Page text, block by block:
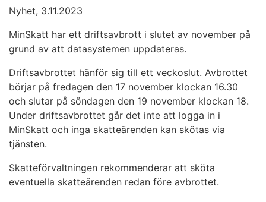
Nyhet, 3.11.2023
MinSkatt har ett driftsavbrott i slutet av november på
grund av att datasystemen uppdateras.
Driftsavbrottet hänför sig till ett veckoslut. Avbrottet
börjar på fredagen den 17 november klockan 16.30
och slutar på söndagen den 19 november klockan 18.
Under driftsavbrottet går det inte att logga in i
MinSkatt och inga skatteärenden kan skötas via
tjänsten.
Skatteförvaltningen rekommenderar att sköta
eventuella skatteärenden redan före avbrottet.